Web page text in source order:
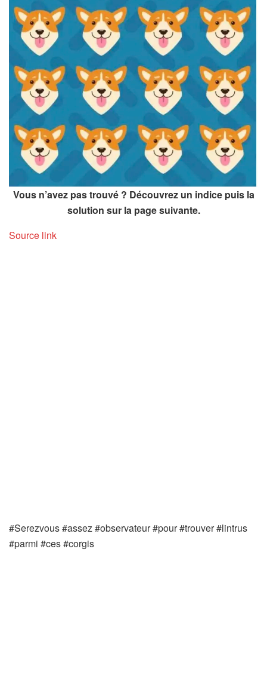
Vous n’avez pas trouvé ? Découvrez un indice puis la
solution sur la page suivante.
Source link
#Serezvous #assez #observateur #pour #trouver #lintrus
#parmi #ces #corgis